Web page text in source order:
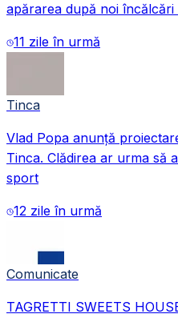
apărarea după noi încălcări
11 zile în urmă
Tinca
Vlad Popa anunță
Tinca. Clădirea ar urma să
sport
12 zile în urmă
Comunicate
TAGRETTI SWEETS